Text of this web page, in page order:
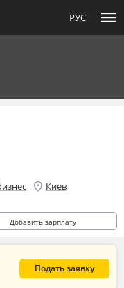
РУС menu
location_on Киев
Добавить зарплату
Подать заявку